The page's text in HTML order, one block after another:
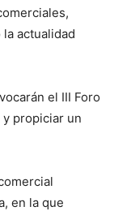
actualidad
el III Foro
propiciar un
en la que